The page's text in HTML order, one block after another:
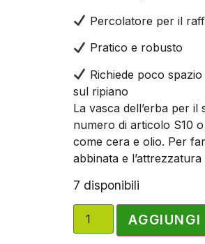
Percolatore per il
Pratico e robusto
Richiede poco spazio
sul ripiano
La vasca dell’erba per
numero di articolo S10
come cera e olio. Per
abbinata e
7 disponibili
AGGIUNGI